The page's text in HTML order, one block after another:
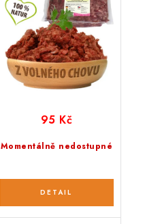
Momentálně nedostupné
95 Kč